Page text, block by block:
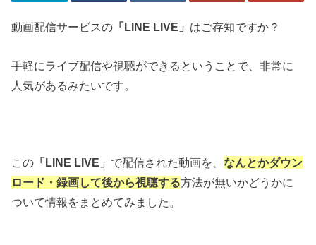
動画配信サービスの 「LINE LIVE」 はご存知ですか？
手軽にライブ配信や視聴ができるということで、非常に
人気があるみたいです。
この 「LINE LIVE」 で配信された動画を、なんとかダウン
ロード・録画して後から視聴する方法が無いかどうかに
ついて情報をまとめてみました。